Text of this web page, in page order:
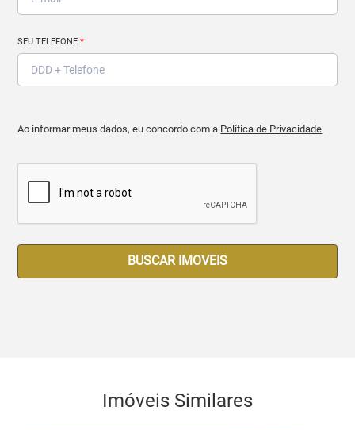
SEU TELEFONE*
Ao informar meus dados, eu concordo com a Política de Privacidade.
BUSCAR IMOVEIS
Imóveis Similares